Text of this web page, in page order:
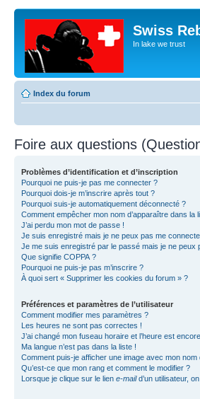
Swiss
In lake we trust
Index du forum
Foire aux questions
Problèmes d’identification et d’inscription
Pourquoi ne puis-je pas me connecter ?
Pourquoi dois-je m’inscrire après tout ?
Pourquoi suis-je automatiquement déconnecté ?
Comment empêcher mon nom d’apparaître dans
J’ai perdu mon mot de passe !
Je suis enregistré mais je ne peux pas me
Je me suis enregistré par le passé mais je ne peux
Que signifie COPPA ?
Pourquoi ne puis-je pas m’inscrire ?
À quoi sert « Supprimer les cookies du forum » ?
Préférences et paramètres de l’utilisateur
Comment modifier mes paramètres ?
Les heures ne sont pas correctes !
J’ai changé mon fuseau horaire et l’heure est
Ma langue n’est pas dans la liste !
Comment puis-je afficher une image avec mon nom
Qu’est-ce que mon rang et comment le modifier ?
Lorsque je clique sur le lien e-maild’un utilisateur,